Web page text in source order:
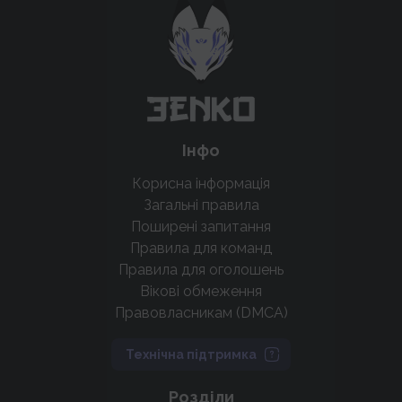
крутих нововведень
Підтримати проєкт
Інфо
Корисна інформація
Загальні правила
Поширені запитання
Правила для команд
Правила для оголошень
Вікові обмеження
Правовласникам (DMCA)
Технічна підтримка
Розділи